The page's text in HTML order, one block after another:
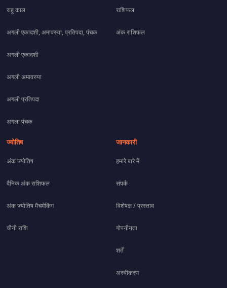
राहु काल
अगली एकादशी, अमावस्या, प्रतिपदा, पंचक
अगली एकादशी
अगली अमावस्या
अगली प्रतिपदा
अगला पंचक
राशिफल
अंक राशिफल
ज्योतिष
अंक ज्योतिष
दैनिक अंक राशिफल
अंक ज्योतिष मैचमेकिंग
चीनी राशि
जानकारी
हमारे बारे में
संपर्क
विशेषज्ञ / प्रस्ताव
गोपनीयता
शर्तें
अस्वीकरण